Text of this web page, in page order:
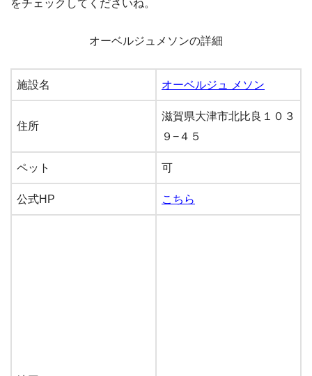
をチェックしてくださいね。
オーベルジュメソンの詳細
施設名 オーベルジュ メソン
住所
滋賀県大津市北比良１０３
９−４５
ペット 可
公式HP こちら